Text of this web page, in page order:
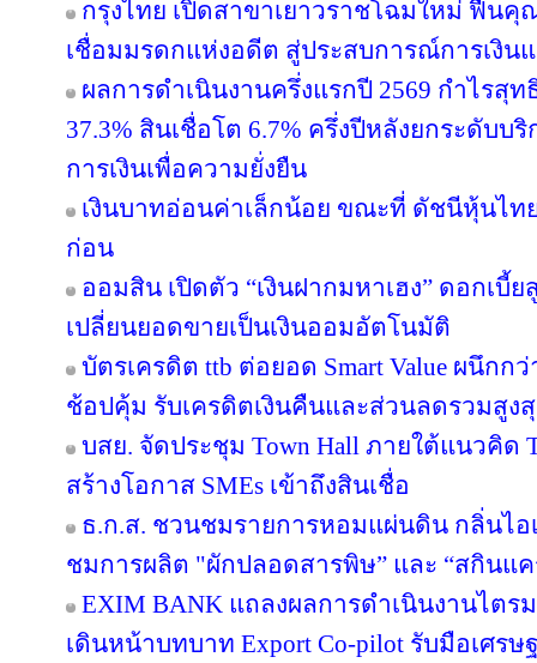
กรุงไทย เปิดสาขาเยาวราชโฉมใหม่ ฟื้น
เชื่อมมรดกแห่งอดีต สู่ประสบการณ์การเงิน
ผลการดำเนินงานครึ่งแรกปี 2569 กำไรสุท
37.3% สินเชื่อโต 6.7% ครึ่งปีหลังยกระดับบ
การเงินเพื่อความยั่งยืน
เงินบาทอ่อนค่าเล็กน้อย ขณะที่ ดัชนีหุ้นไท
ก่อน
ออมสิน เปิดตัว “เงินฝากมหาเฮง” ดอกเบี้
เปลี่ยนยอดขายเป็นเงินออมอัตโนมัติ
บัตรเครดิต ttb ต่อยอด Smart Value ผนึก
ช้อปคุ้ม รับเครดิตเงินคืนและส่วนลดรวมสูง
บสย. จัดประชุม Town Hall ภายใต้แนวคิด
สร้างโอกาส SMEs เข้าถึงสินเชื่อ
ธ.ก.ส. ชวนชมรายการหอมแผ่นดิน กลิ่นไ
ชมการผลิต "ผักปลอดสารพิษ” และ “สกินแ
EXIM BANK แถลงผลการดำเนินงานไตร
เดินหน้าบทบาท Export Co-pilot รับมือเศรษ